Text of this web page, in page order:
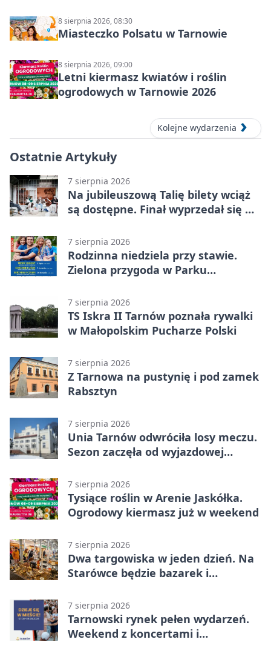
8 sierpnia 2026, 08:30
Miasteczko Polsatu w Tarnowie
8 sierpnia 2026, 09:00
Letni kiermasz kwiatów i roślin
ogrodowych w Tarnowie 2026
Kolejne wydarzenia
Ostatnie Artykuły
7 sierpnia 2026
Na jubileuszową Talię bilety wciąż
są dostępne. Finał wyprzedał się w
7 sierpnia 2026
Rodzinna niedziela przy stawie.
Zielona przygoda w Parku
7 sierpnia 2026
TS Iskra II Tarnów poznała rywalki
w Małopolskim Pucharze Polski
7 sierpnia 2026
Z Tarnowa na pustynię i pod zamek
Rabsztyn
7 sierpnia 2026
Unia Tarnów odwróciła losy meczu.
Sezon zaczęła od wyjazdowej
7 sierpnia 2026
Tysiące roślin w Arenie Jaskółka.
Ogrodowy kiermasz już w weekend
7 sierpnia 2026
Dwa targowiska w jeden dzień. Na
Starówce będzie bazarek i
7 sierpnia 2026
Tarnowski rynek pełen wydarzeń.
Weekend z koncertami i